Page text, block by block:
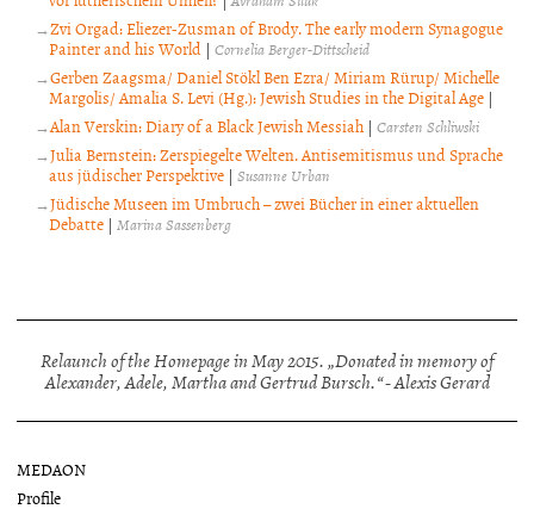
Zvi Orgad: Eliezer-Zusman of Brody. The early modern Synagogue
Painter and his World | Cornelia Berger-Dittscheid
Gerben Zaagsma/ Daniel Stökl Ben Ezra/ Miriam Rürup/ Michelle
Margolis/ Amalia S. Levi (Hg.): Jewish Studies in the Digital Age |
Alan Verskin: Diary of a Black Jewish Messiah |Carsten Schliwski
Julia Bernstein: Zerspiegelte Welten. Antisemitismus und Sprache
aus jüdischer Perspektive | Susanne Urban
Jüdische Museen im Umbruch – zwei Bücher in einer aktuellen
Debatte | Marina Sassenberg
Relaunch of the Homepage in May 2015. „Donated in memory of
Alexander, Adele, Martha and Gertrud Bursch.“ - Alexis Gerard
MEDAON
Profile